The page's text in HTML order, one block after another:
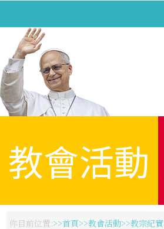
教會活動
你目前位置: 首頁 教會活動 教宗紀實